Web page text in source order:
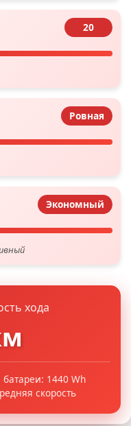
20
Ровная
Экономный
хода
1440 Wh
скорость